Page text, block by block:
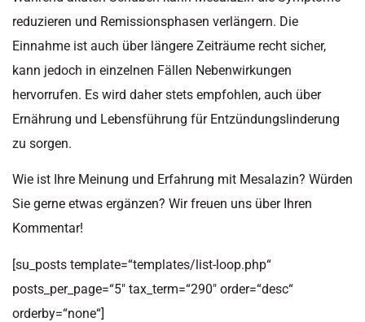
reduzieren und Remissionsphasen verlängern. Die
Einnahme ist auch über längere Zeiträume recht sicher,
kann jedoch in einzelnen Fällen Nebenwirkungen
hervorrufen. Es wird daher stets empfohlen, auch über
Ernährung und Lebensführung für Entzündungslinderung
zu sorgen.
Wie ist Ihre Meinung und Erfahrung mit Mesalazin? Würden
Sie gerne etwas ergänzen? Wir freuen uns über Ihren
Kommentar!
[su_posts template=“templates/list-loop.php“
posts_per_page=“5″ tax_term=“290″ order=“desc“
orderby=“none“]